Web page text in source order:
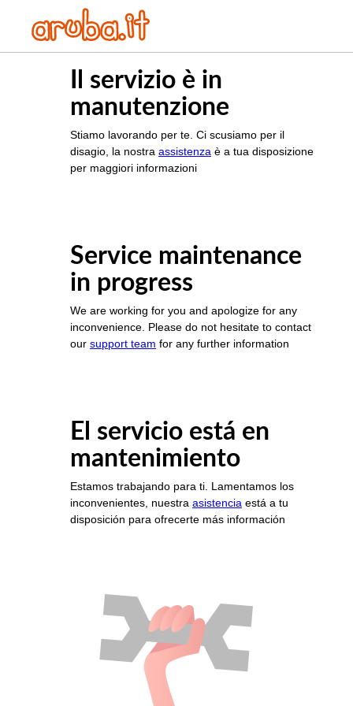
Il servizio è in
manutenzione
Stiamo lavorando per te. Ci scusiamo per il
disagio, la nostra assistenza è a tua disposizione
per maggiori informazioni
Service maintenance
in progress
We are working for you and apologize for any
inconvenience. Please do not hesitate to contact
our support team for any further information
El servicio está en
mantenimiento
Estamos trabajando para ti. Lamentamos los
inconvenientes, nuestra asistencia está a tu
disposición para ofrecerte más información